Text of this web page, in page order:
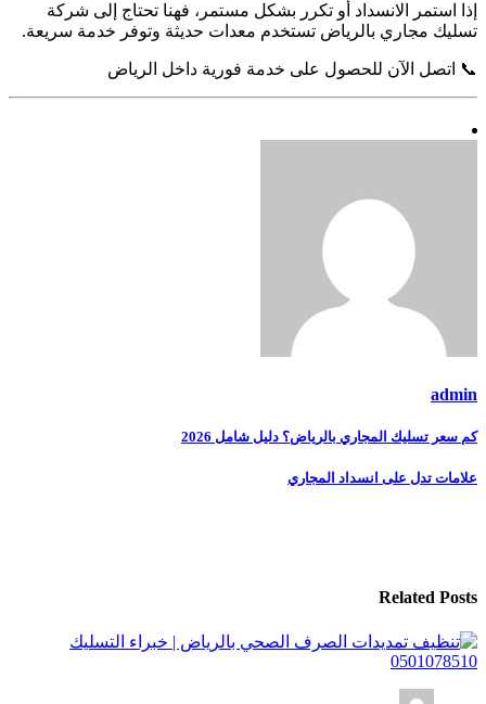
إذا استمر الانسداد أو تكرر بشكل مستمر، فهنا تحتاج إلى شركة
تسليك مجاري بالرياض تستخدم معدات حديثة وتوفر خدمة سريعة.
📞 اتصل الآن للحصول على خدمة فورية داخل الرياض
admin
تصفّح
المقالات
كم سعر تسليك المجاري بالرياض؟ دليل شامل 2026
علامات تدل على انسداد المجاري
Related Posts